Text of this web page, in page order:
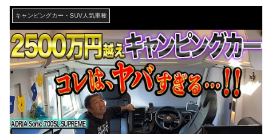
キャンピングカー・SUV人気車種